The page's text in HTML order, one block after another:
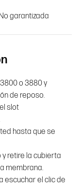
garantizada
o 3880 y
de reposo.
slot
hasta que se
retire la cubierta
membrana.
escuchar el clic de